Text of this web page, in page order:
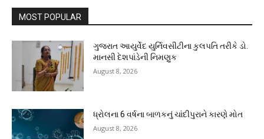
MOST POPULAR
ગુજરાત આયુર્વેદ યુર્નિવસીટીના કુલપતિ તરીકે ડો.
માનસી દેશપાંડેની નિમણુક
August 8, 2026
ધ્રોલના 6 વર્ષના બાળકનું ચાંદીપુરાને કારણે મોત
August 8, 2026